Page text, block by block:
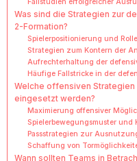
Was sind die Strategien zur
2-Formation?
Spielerpositionierung und
Strategien zum Kontern der
Aufrechterhaltung der
Häufige Fallstricke in der
Welche offensiven
eingesetzt werden?
Maximierung offensiver
Spielerbewegungsmuster und
Passstrategien zur
Schaffung von
Wann sollten Teams in